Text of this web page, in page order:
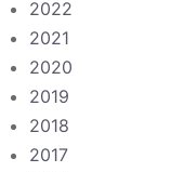
2022
2021
2020
2019
2018
2017